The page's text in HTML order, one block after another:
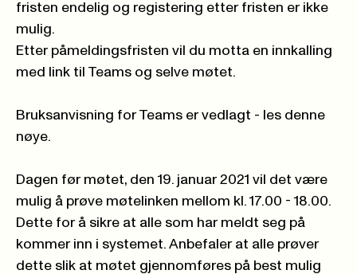
fristen endelig og registering etter fristen er ikke
mulig.
Etter påmeldingsfristen vil du motta en innkalling
med link til Teams og selve møtet.
Bruksanvisning for Teams er vedlagt - les denne
nøye.
Dagen før møtet, den 19. januar 2021 vil det være
mulig å prøve møtelinken mellom kl. 17.00 - 18.00.
Dette for å sikre at alle som har meldt seg på
kommer inn i systemet. Anbefaler at alle prøver
dette slik at møtet gjennomføres på best mulig